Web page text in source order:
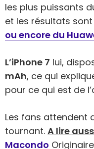
les plus puissants
et les résultats
ou encore du
L’iPhone 7 lui,
mAh, ce qui
pour ce qui est de
Les fans attendent
tournant. A lire
Macondo